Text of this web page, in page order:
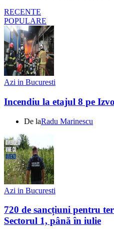
RECENTE
POPULARE
Azi in Bucuresti
Incendiu la etajul 8 pe
De laRadu Marinescu
Azi in Bucuresti
720 de sancțiuni pentru
Sectorul 1, până în iulie